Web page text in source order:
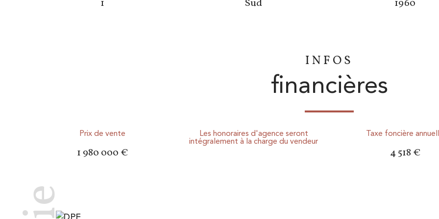
1 Sud 1960
INFOS
financières
Prix de vente
1 980 000 €
Les honoraires d'agence seront
intégralement à la charge du vendeur
Taxe foncière
4 518 €